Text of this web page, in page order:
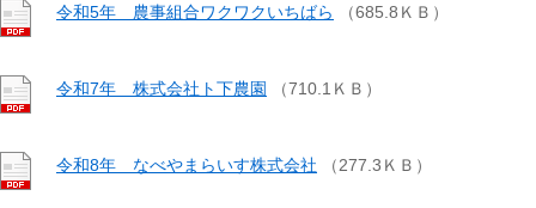
令和5年 農事組合ワクワクいちばら （685.8ＫＢ）
令和7年 株式会社ト下農園 （710.1ＫＢ）
令和8年 なべやまらいす株式会社 （277.3ＫＢ）